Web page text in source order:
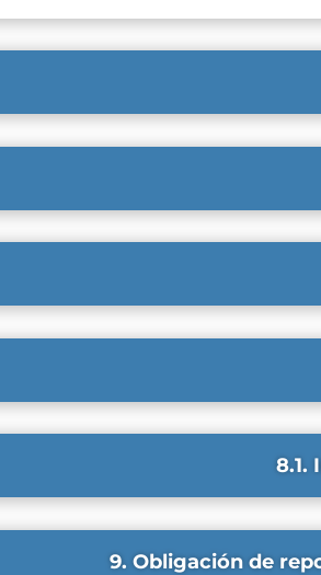
8.1.
9. Obligación de